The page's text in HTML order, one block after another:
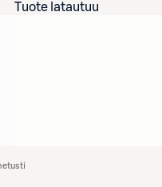
Tuote latautuu